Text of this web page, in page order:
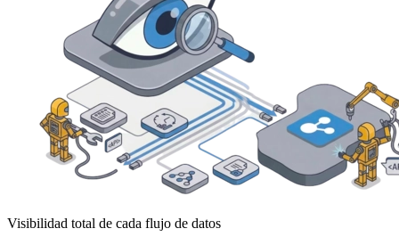
Visibilidad total de cada flujo de datos